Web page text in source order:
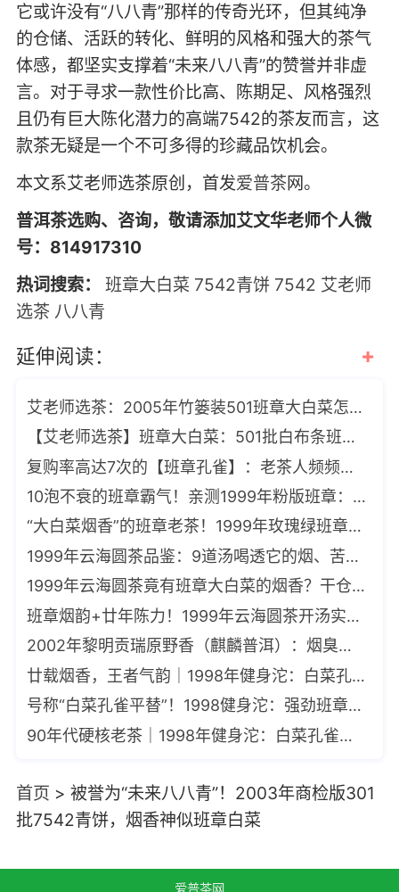
它或许没有“八八青”那样的传奇光环，但其纯净
的仓储、活跃的转化、鲜明的风格和强大的茶气
体感，都坚实支撑着“未来八八青”的赞誉并非虚
言。对于寻求一款性价比高、陈期足、风格强烈
且仍有巨大陈化潜力的高端7542的茶友而言，这
款茶无疑是一个不可多得的珍藏品饮机会。
本文系艾老师选茶原创，首发爱普茶网。
普洱茶选购、咨询，敬请添加艾文华老师个人微
号：814917310
热词搜索：
班章大白菜 7542青饼 7542 艾老师
选茶 八八青
延伸阅读： +
艾老师选茶：2005年竹篓装501班章大白菜怎么样？
【艾老师选茶】班章大白菜：501批白布条班章有机竹篓茶（2005年）
复购率高达7次的【班章孔雀】：老茶人频频称赞，茶气强过小绿印和大白菜
10泡不衰的班章霸气！亲测1999年粉版班章：陈香烟韵裹舌，体感如沐山风
“大白菜烟香”的班章老茶！1999年玫瑰绿班章青饼：烟香入汤，气韵绵长
1999年云海圆茶品鉴：9道汤喝透它的烟、苦、甜！为何媲美大白菜？
1999年云海圆茶竟有班章大白菜的烟香？干仓存放26年，甜润耐泡喝服了
班章烟韵+廿年陈力！1999年云海圆茶开汤实录：神似班章大白菜
2002年黎明贡瑞原野香（麒麟普洱）：烟臭入魂！“班章大白菜”风味实录
廿载烟香，王者气韵｜1998年健身沱：白菜孔雀的终极平替
号称“白菜孔雀平替”！1998健身沱：强劲班章白菜味，茶气足、体感强
90年代硬核老茶｜1998年健身沱：白菜孔雀的平价替代，烟香强劲茶气足
首页 > 被誉为“未来八八青”！2003年商检版301
批7542青饼，烟香神似班章白菜
爱普茶网